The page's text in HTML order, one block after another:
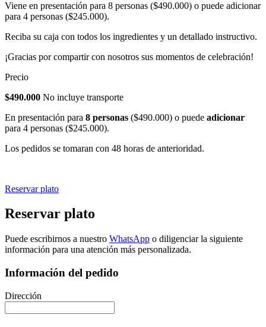
Viene en presentación para 8 personas ($490.000) o puede adicionar
para 4 personas ($245.000).
Reciba su caja con todos los ingredientes y un detallado instructivo.
¡Gracias por compartir con nosotros sus momentos de celebración!
Precio
$490.000 No incluye transporte
En presentación para 8 personas ($490.000) o puede adicionar
para 4 personas ($245.000).
Los pedidos se tomaran con 48 horas de anterioridad.
Reservar plato
Reservar plato
Puede escribirnos a nuestro WhatsApp o diligenciar la siguiente
información para una atención más personalizada.
Información del pedido
Dirección